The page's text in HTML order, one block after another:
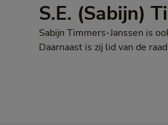
S.E. (Sabijn)
Sabijn Timmers-Janssen is
Daarnaast is zij lid van de